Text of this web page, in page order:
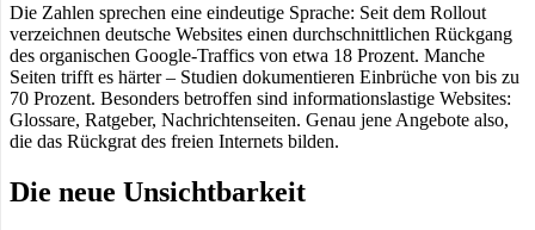
Die Zahlen sprechen eine eindeutige Sprache: Seit dem Rollout
verzeichnen deutsche Websites einen durchschnittlichen Rückgang
des organischen Google-Traffics von etwa 18 Prozent. Manche
Seiten trifft es härter – Studien dokumentieren Einbrüche von bis zu
70 Prozent. Besonders betroffen sind informationslastige Websites:
Glossare, Ratgeber, Nachrichtenseiten. Genau jene Angebote also,
die das Rückgrat des freien Internets bilden.
Die neue Unsichtbarkeit